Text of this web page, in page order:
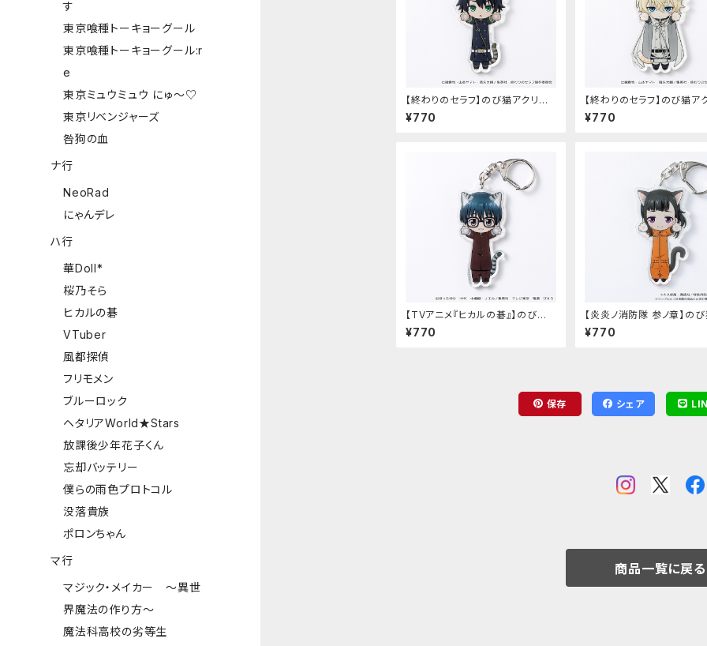
【終わりのセラフ】のび猫アクリル
キーホルダー（百夜優一郎）
¥770
【終わりのセラフ】のび猫ア
キーホルダー（百夜ミカエラ
¥770
【TVアニメ『ヒカルの碁』】のび猫
アクリルキーホルダー（筒井 公宏）
¥770
【炎炎ノ消防隊 参ノ章】の
リルキーホルダー（茉希 尾
¥770
保存 シェア
商品一覧に戻る
す
東京喰種トーキョーグール
東京喰種トーキョーグール:r
e
東京ミュウミュウ にゅ～♡
東京リベンジャーズ
咎狗の血
ナ行
NeoRad
にゃんデレ
ハ行
華Doll*
桜乃そら
ヒカルの碁
VTuber
風都探偵
フリモメン
ブルーロック
ヘタリアWorld★Stars
放課後少年花子くん
忘却バッテリー
僕らの雨色プロトコル
没落貴族
ポロンちゃん
マ行
マジック・メイカー ～異世
界魔法の作り方～
魔法科高校の劣等生